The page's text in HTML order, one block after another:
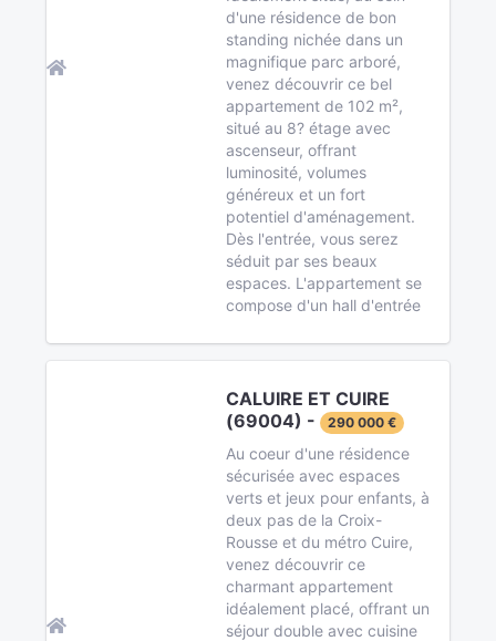
d'une résidence de bon
standing nichée dans un
magnifique parc arboré,
venez découvrir ce bel
appartement de 102 m²,
situé au 8? étage avec
ascenseur, offrant
luminosité, volumes
généreux et un fort
potentiel d'aménagement.
Dès l'entrée, vous serez
séduit par ses beaux
espaces. L'appartement se
compose d'un hall d'entrée
CALUIRE ET CUIRE
(69004) -
290 000 €
Au coeur d'une résidence
sécurisée avec espaces
verts et jeux pour enfants, à
deux pas de la Croix-
Rousse et du métro Cuire,
venez découvrir ce
charmant appartement
idéalement placé, offrant un
séjour double avec cuisine